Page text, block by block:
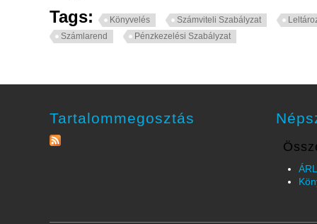
Tags:
Könyvelés Számviteli Szabályzat
Számlarend
Pénzkezelési Szabályzat
Tartalommegosztás